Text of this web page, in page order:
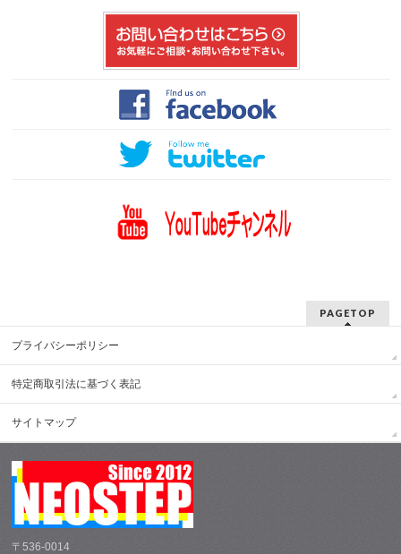
PAGETOP
プライバシーポリシー
特定商取引法に基づく表記
サイトマップ
〒536-0014